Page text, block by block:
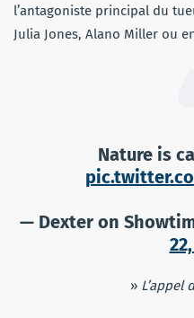
l’antagoniste principal du
Julia Jones, Alano Miller ou
Nature is
— Dexter on
» L’appel